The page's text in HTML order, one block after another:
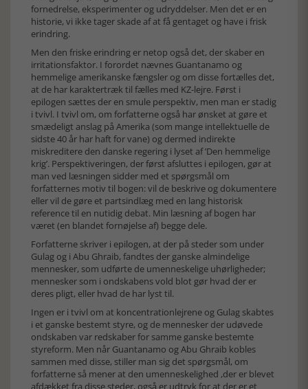
fornedrelse, eksperimenter og udryddelser. Men det er en
historie, vi ikke tager skade af at få gentaget og have i frisk
erindring.
Men den friske erindring er netop også det, der skaber en
irritationsfaktor. I forordet nævnes Guantanamo og
hemmelige amerikanske fængsler og om disse fortælles det,
at de har karaktertræk til fælles med KZ-lejre. Først i
epilogen sættes der en smule perspektiv, men man er stadig
i tvivl. I tvivl om, om forfatterne også har ønsket at gøre et
smædeligt anslag på Amerika (som mange intellektuelle de
sidste 40 år har haft for vane) og dermed indirekte
miskreditere den danske regering i lyset af ’Den hemmelige
krig’. Perspektiveringen, der først afsluttes i epilogen, gør at
man ved læsningen sidder med et spørgsmål om
forfatternes motiv til bogen: vil de beskrive og dokumentere
eller vil de gøre et partsindlæg med en lang historisk
reference til en nutidig debat. Min læsning af bogen har
været (en blandet fornøjelse af) begge dele.
Forfatterne skriver i epilogen, at der på steder som under
Gulag og i Abu Ghraib, fandtes der ganske almindelige
mennesker, som udførte de umenneskelige uhørligheder;
mennesker som i ondskabens vold blot gør hvad der er
deres pligt, eller hvad de har lyst til.
Ingen er i tvivl om at koncentrationlejrene og Gulag skabtes
i et ganske bestemt styre, og de mennesker der udøvede
ondskaben var redskaber for samme ganske bestemte
styreform. Men når Guantanamo og Abu Ghraib kobles
sammen med disse, stiller man sig det spørgsmål, om
forfatterne så mener at den umenneskelighed ,der er blevet
afdækket fra disse steder, også er udtryk for at der er et